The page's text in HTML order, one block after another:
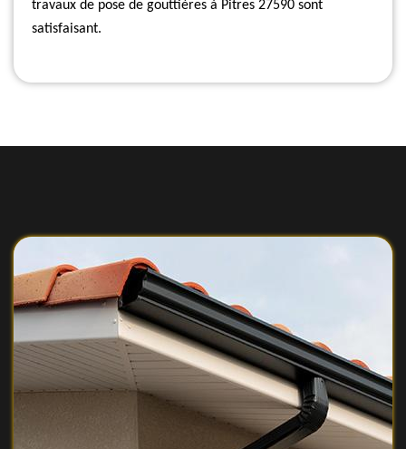
travaux de pose de gouttières à Pitres 27590 sont
satisfaisant.